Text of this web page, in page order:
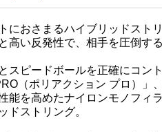
におさまるハイブリッドストリ
高い反発性で、相手を圧倒す
スピードボールを正確にコン
（ポリアクション プロ）」
能を高めたナイロンモノフィ
ドストリング。